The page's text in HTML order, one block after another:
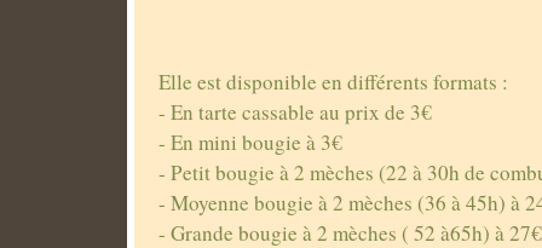
Elle est disponible en différents formats :
- En tarte cassable au prix de 3€
- En mini bougie à 3€
- Petit bougie à 2 mèches (22 à 30h de
- Moyenne bougie à 2 mèches (36 à 45h) à
- Grande bougie à 2 mèches ( 52 à65h) à 27€